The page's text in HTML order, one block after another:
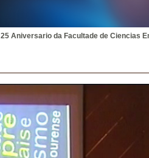
25 Aniversario da Facultade de Ciencias